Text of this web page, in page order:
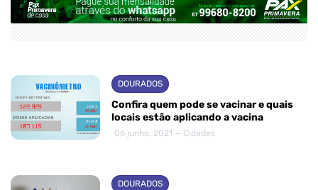
DOURADOS
Confira quem pode se vacinar e quais
locais estão aplicando a vacina
06 junho, 2021 — Cidades
DOURADOS